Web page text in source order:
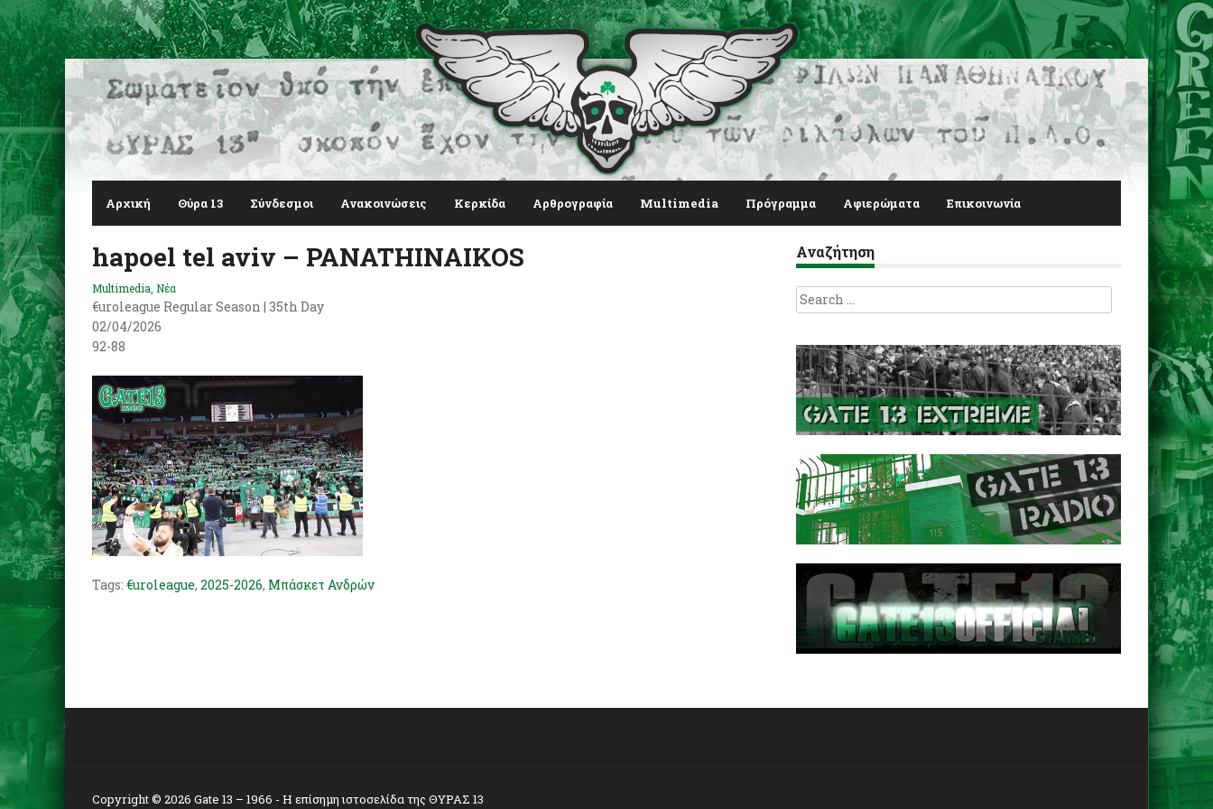
Αρχική Θύρα 13 Σύνδεσμοι Ανακοινώσεις Κερκίδα Αρθρογραφία Multimedia Πρόγραμμα Αφιερώματα Επικοινωνία
hapoel tel aviv – PANATHINAIKOS
Multimedia Νέα
€uroleague Regular Season | 35th Day
02/04/2026
92-88
Tags: €uroleague, 2025-2026, Μπάσκετ Ανδρών
Αναζήτηση
Search
for:
Copyright © 2026 Gate 13 – 1966 - Η επίσημη ιστοσελίδα της ΘΥΡΑΣ 13